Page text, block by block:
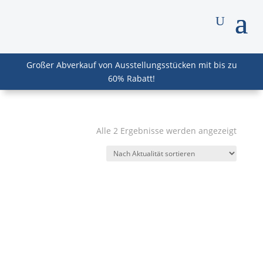
Großer Abverkauf von Ausstellungsstücken mit bis zu
60% Rabatt!
Alle 2 Ergebnisse werden angezeigtNach